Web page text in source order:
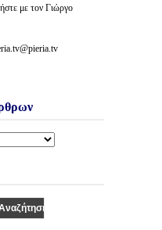
με τον Γιώργο